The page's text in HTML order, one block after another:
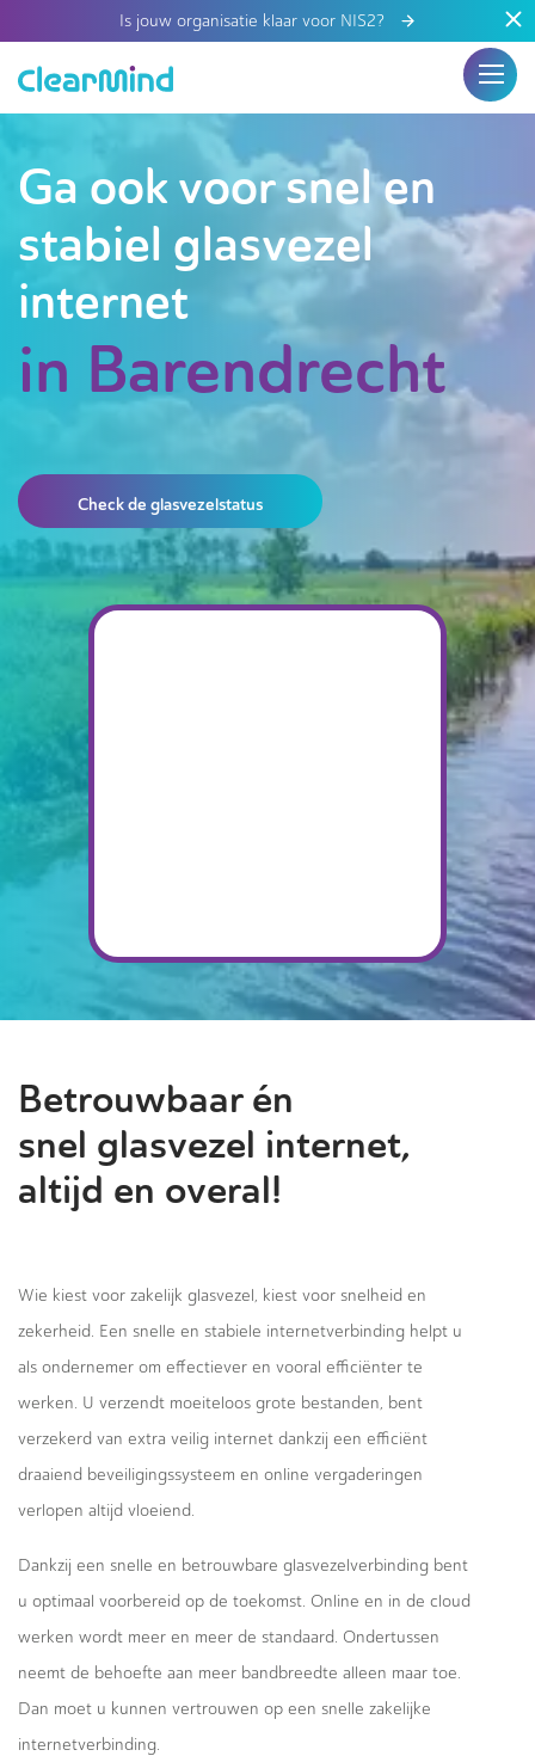
Is jouw organisatie klaar voor NIS2?
Ga ook voor snel en
stabiel glasvezel
internet
in Barendrecht
Check de glasvezelstatus
Betrouwbaar én
snel glasvezel internet,
altijd en overal!
Wie kiest voor zakelijk glasvezel, kiest voor snelheid en
zekerheid. Een snelle en stabiele internetverbinding helpt u
als ondernemer om effectiever en vooral efficiënter te
werken. U verzendt moeiteloos grote bestanden, bent
verzekerd van extra veilig internet dankzij een efficiënt
draaiend beveiligingssysteem en online vergaderingen
verlopen altijd vloeiend.
Dankzij een snelle en betrouwbare glasvezelverbinding bent
u optimaal voorbereid op de toekomst. Online en in de cloud
werken wordt meer en meer de standaard. Ondertussen
neemt de behoefte aan meer bandbreedte alleen maar toe.
Dan moet u kunnen vertrouwen op een snelle zakelijke
internetverbinding.